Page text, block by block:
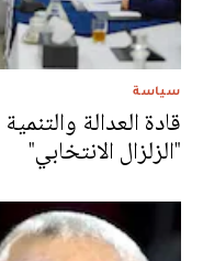
سياسة
قادة العدالة
"الزلزال الانتخابي"